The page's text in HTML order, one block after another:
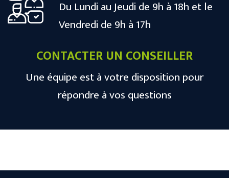
Du Lundi au Jeudi de 9h à 18h et le
Vendredi de 9h à 17h
CONTACTER UN CONSEILLER
Une équipe est à votre disposition pour
répondre à vos questions